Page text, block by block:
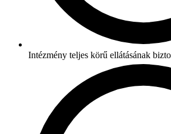
Intézmény teljes körű ellátásának